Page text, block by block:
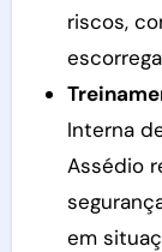
riscos,
Interna
Assédio
em